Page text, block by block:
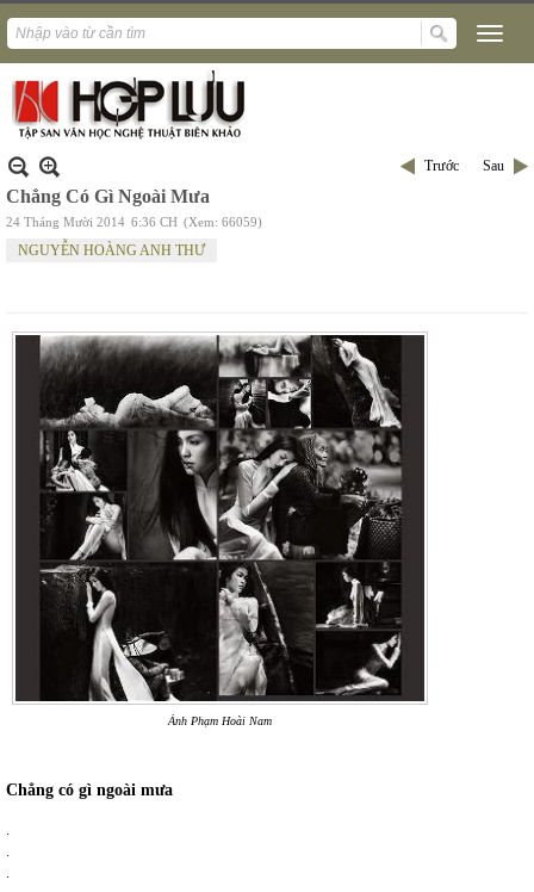
Trước Sau
Chẳng Có Gì Ngoài Mưa
24 Tháng Mười 2014 6:36 CH (Xem: 66059)
NGUYỄN HOÀNG ANH THƯ
Ảnh Phạm Hoài Nam
Chẳng có gì ngoài mưa